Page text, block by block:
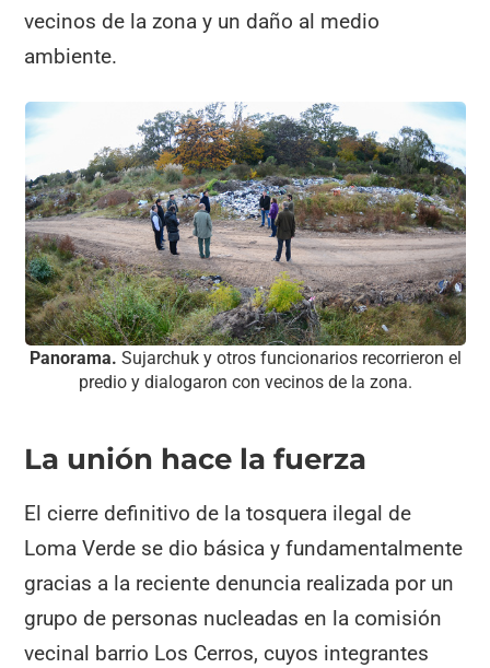
vecinos de la zona y un daño al medio
ambiente.
Panorama. Sujarchuk y otros funcionarios recorrieron el
predio y dialogaron con vecinos de la zona.
La unión hace la fuerza
El cierre definitivo de la tosquera ilegal de
Loma Verde se dio básica y fundamentalmente
gracias a la reciente denuncia realizada por un
grupo de personas nucleadas en la comisión
vecinal barrio Los Cerros, cuyos integrantes